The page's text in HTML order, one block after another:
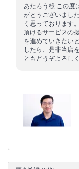
あたろう様 この度
がとうございまし
く思っております
頂けるサービスの
を進めていきたい
したら、是非当店
ともどうぞよろし